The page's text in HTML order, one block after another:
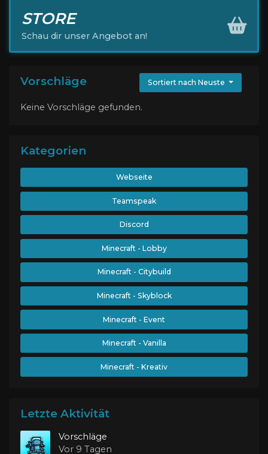
STORE
Schau dir unser Angebot an!
Vorschläge Sortiert nach Neuste
Keine Vorschläge gefunden.
Kategorien
Webseite
Teamspeak
Discord
Minecraft - Lobby
Minecraft - Citybuild
Minecraft - Skyblock
Minecraft - Event
Minecraft - Vanilla
Minecraft - Kreativ
Letzte Aktivität
Vorschläge
Vor 9 Tagen